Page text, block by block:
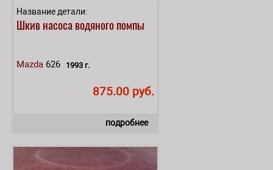
Название детали:
Шкив насоса водяного помпы
Mazda 626 1993 г.
875.00 руб.
подробнее